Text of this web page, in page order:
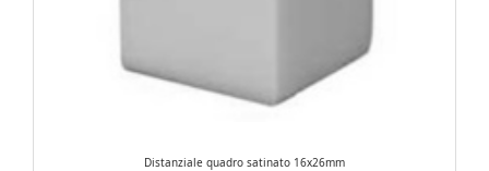
Distanziale quadro satinato 16x26mm